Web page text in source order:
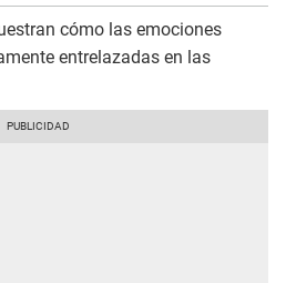
cómo las emociones
entrelazadas en las